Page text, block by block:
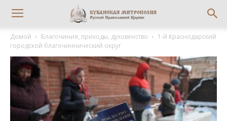
Домой Благочиния, приходы, духовенство
1-й Краснодарский
городской благочиннический округ